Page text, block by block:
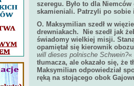
szeregu. Było to dla
skamieniali. Patrzyli po
O. Maksymilian szedł w
drewniakach.
Nie szedł jak
świadomy wielkiej misji.
opamiętał się kierownik
will dieses polnische Schwein?«
tłumacza, ale okazało się, że
Maksymilian odpowiedział
ręką na stojącego obok